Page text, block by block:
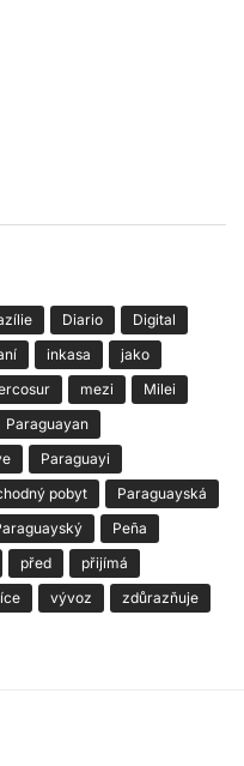
Diario
Digital
inkasa
jako
mezi
Milei
Paraguayan
Paraguayi
pobyt
Paraguayská
Peña
před
přijímá
vývoz
zdůrazňuje